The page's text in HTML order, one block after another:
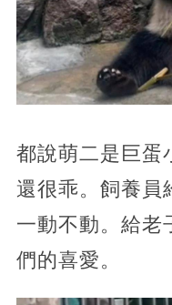
都說萌二是巨蛋
還很乖。飼養員
一動不動。給老
們的喜愛。